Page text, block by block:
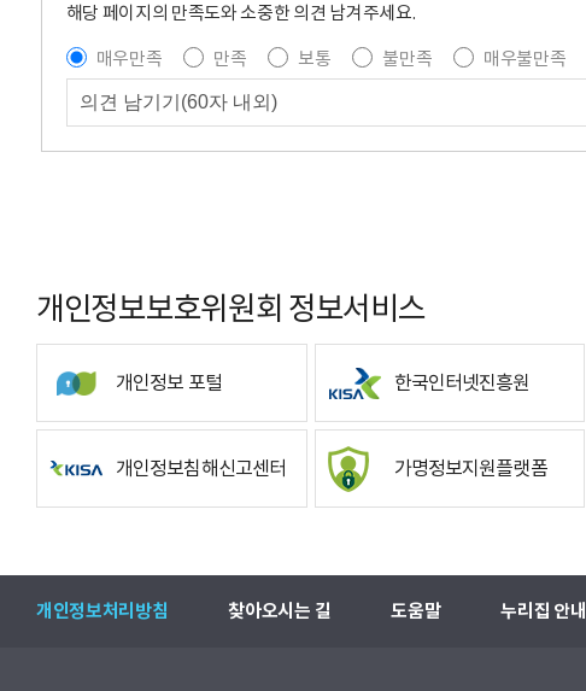
해당 페이지의 만족도와 소중한 의견 남겨주세요.
매우만족
만족 보통 불만족
매우불만족
개인정보보호위원회 정보서비스
개인정보 포털 한국인터넷진흥원
개인정보침해신고센터 가명정보지원플랫폼
개인정보처리방침 찾아오시는 길 도움말 누리집 안내